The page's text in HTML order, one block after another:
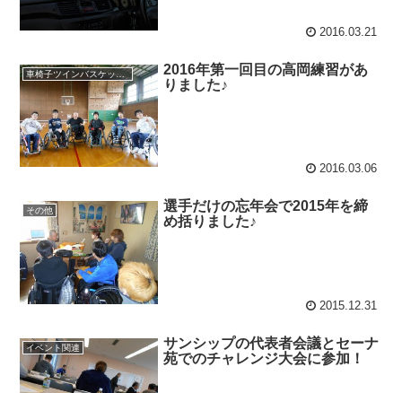
2016.03.21
車椅子ツインバスケット練習
2016年第一回目の高岡練習があ
りました♪
2016.03.06
その他
選手だけの忘年会で2015年を締
め括りました♪
2015.12.31
イベント関連
サンシップの代表者会議とセーナ
苑でのチャレンジ大会に参加！